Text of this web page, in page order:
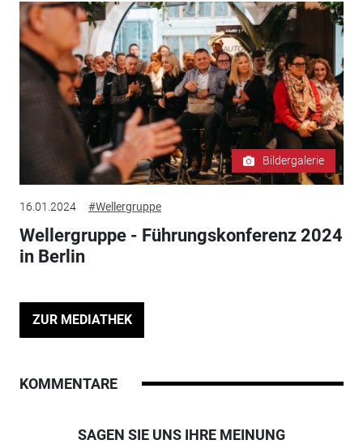
Bildergalerie
16.01.2024 #Wellergruppe
Wellergruppe - Führungskonferenz 2024
in Berlin
ZUR MEDIATHEK
KOMMENTARE
SAGEN SIE UNS IHRE MEINUNG